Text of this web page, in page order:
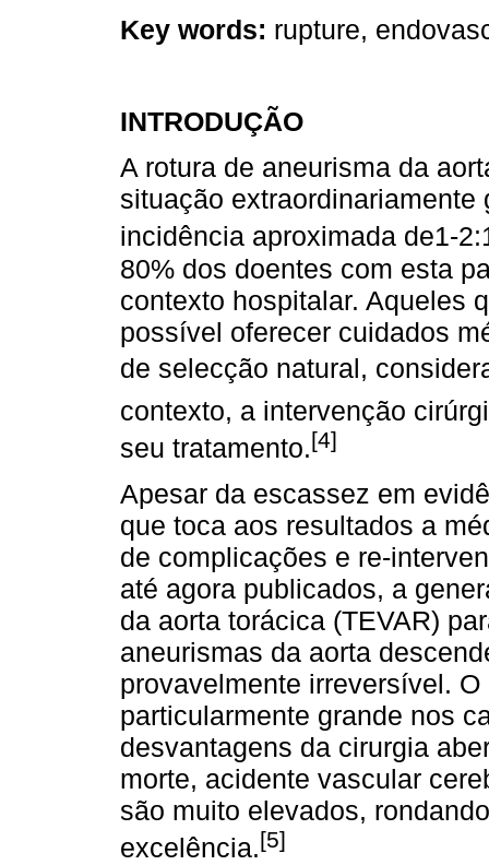
Key words: rupture,
INTRODUÇÃO
A rotura de aneurisma da
situação
incidência aproximada de1-
80% dos doentes com esta
contexto hospitalar. Aqueles
possível oferecer cuidados
de selecção natural,
contexto, a intervenção
seu tratamento.[4]
Apesar da escassez em
que toca aos resultados a
de complicações e re-
até agora publicados, a
da aorta torácica (TEVAR)
aneurismas da aorta
provavelmente irreversível.
particularmente grande nos
desvantagens da cirurgia
morte, acidente vascular
são muito elevados,
excelência.[5]